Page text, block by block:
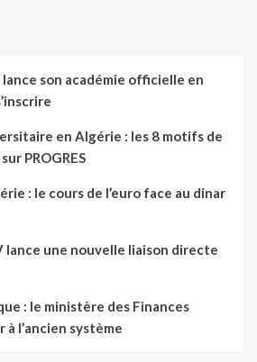
son académie officielle en
en Algérie : les 8 motifs de
PROGRES
: le cours de l’euro face au dinar
lance une nouvelle liaison directe
: le ministère des Finances
l’ancien système